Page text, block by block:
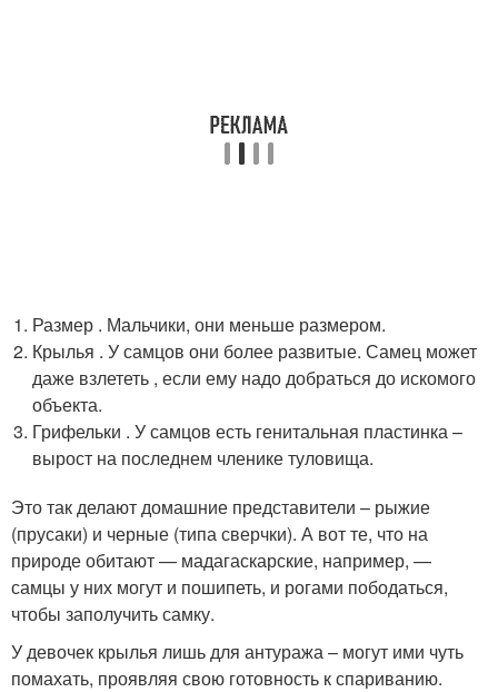
Размер . Мальчики, они меньше размером.
Крылья . У самцов они более развитые. Самец может
даже взлететь , если ему надо добраться до искомого
объекта.
Грифельки . У самцов есть генитальная пластинка –
вырост на последнем членике туловища.
Это так делают домашние представители – рыжие
(прусаки) и черные (типа сверчки). А вот те, что на
природе обитают — мадагаскарские, например, —
самцы у них могут и пошипеть, и рогами пободаться,
чтобы заполучить самку.
У девочек крылья лишь для антуража – могут ими чуть
помахать, проявляя свою готовность к спариванию.